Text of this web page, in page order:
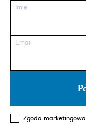
Imię
Email
Zgoda marketingowa